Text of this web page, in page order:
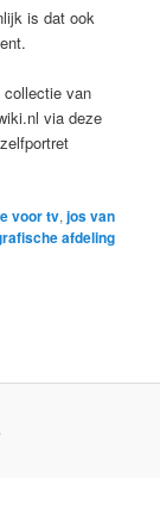
is dat ook
collectie van
via deze
voor tv,jos van
afdeling